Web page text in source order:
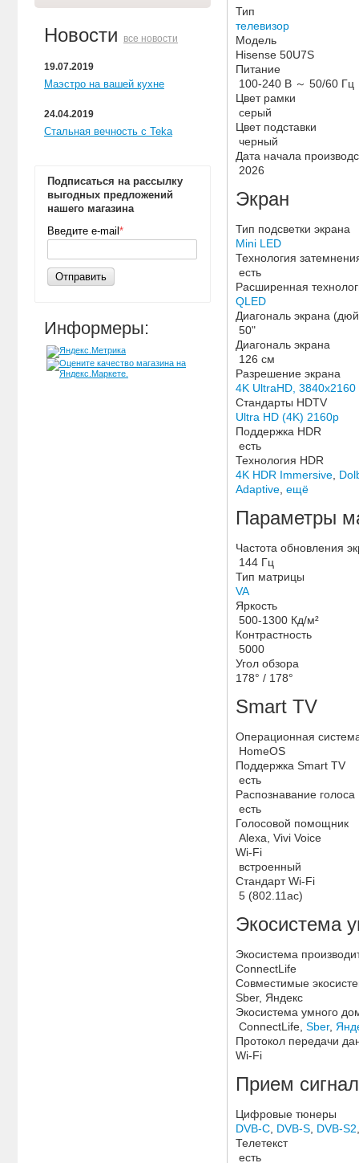
Новости все новости
19.07.2019
Маэстро на вашей кухне
24.04.2019
Стальная вечность с Teka
Подписаться на рассылку
выгодных предложений
нашего магазина
Введите e-mail *
Отправить
Информеры:
Тип
телевизор
Модель
Hisense 50U7S
Питание
100-240 В ～ 50/60 Гц
Цвет рамки
серый
Цвет подставки
черный
Дата начала
2026
Экран
Тип подсветки экрана
Mini LED
Технология
есть
Расширенная
QLED
Диагональ экрана
50"
Диагональ экрана
126 см
Разрешение экрана
4K UltraHD, 3840x2160
Стандарты HDTV
Ultra HD (4K) 2160p
Поддержка HDR
есть
Технология HDR
4K HDR Immersive
Adaptive ещё
Параметры
Частота обновления
144 Гц
Тип матрицы
VA
Яркость
500-1300 Кд/м²
Контрастность
5000
Угол обзора
178° / 178°
Smart TV
Операционная
HomeOS
Поддержка Smart TV
есть
Распознавание голоса
есть
Голосовой помощник
Alexa, Vivi Voice
Wi-Fi
встроенный
Стандарт Wi-Fi
5 (802.11ac)
Экосистема
Экосистема
ConnectLife
Совместимые
Sber, Яндекс
Экосистема умного
ConnectLife, Sber,
Протокол передачи
Wi-Fi
Прием
Цифровые тюнеры
DVB-C DVB-S DVB-S2
Телетекст
есть